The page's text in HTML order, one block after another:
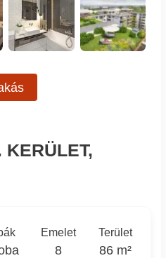
KERÜLET,
Emelet
8
Terület
86 m²